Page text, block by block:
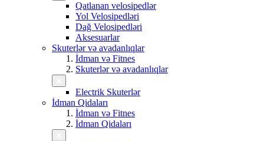
Qatlanan velosipedlər
Yol Velosipedləri
Dağ Velosipedləri
Aksesuarlar
Skuterlər və avadanlıqlar
İdman və Fitnes
Skuterlər və avadanlıqlar
Electrik Skuterlər
İdman Qidaları
İdman və Fitnes
İdman Qidaları